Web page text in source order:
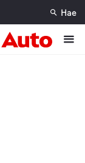
Hae